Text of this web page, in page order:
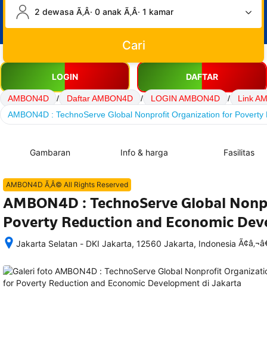
2 dewasa Ã‚Â· 0 anak Ã‚Â· 1 kamar
Cari
LOGIN DAFTAR
AMBON4D / Daftar AMBON4D / LOGIN AMBON4D /
Link
AMBON4D : TechnoServe Global Nonprofit Organization for
Gambaran Info & harga Fasilitas
AMBON4D Ã‚Â© All Rights Reserved
AMBON4D : TechnoServe Global
Poverty Reduction and Economic
Jakarta Selatan - DKI Jakarta, 12560 Jakarta, Indonesia
memesan,
semua